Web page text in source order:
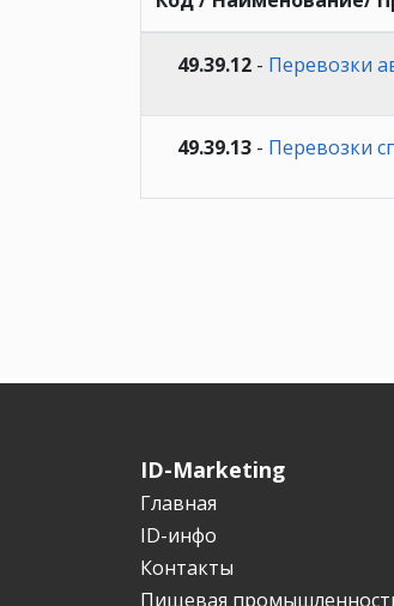
49.39.12 - Перевозки
49.39.13 - Перевозки
ID-Marketing
Главная
ID-инфо
Контакты
Пищевая